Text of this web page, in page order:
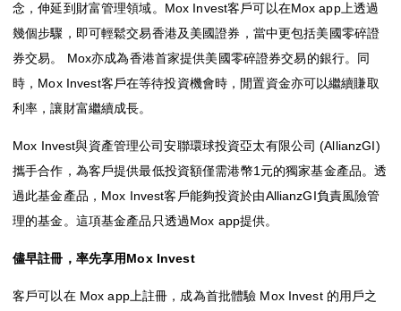
念，伸延到財富管理領域。Mox Invest客戶可以在Mox app上透過
幾個步驟，即可輕鬆交易香港及美國證券，當中更包括美國零碎證
券交易。 Mox亦成為香港首家提供美國零碎證券交易的銀行。同
時，Mox Invest客戶在等待投資機會時，閒置資金亦可以繼續賺取
利率，讓財富繼續成長。
Mox Invest與資產管理公司安聯環球投資亞太有限公司 (AllianzGI)
攜手合作，為客戶提供最低投資額僅需港幣1元的獨家基金產品。透
過此基金產品，Mox Invest客戶能夠投資於由AllianzGI負責風險管
理的基金。這項基金產品只透過Mox app提供。
儘早註冊，率先享用Mox Invest
客戶可以在 Mox app上註冊，成為首批體驗 Mox Invest 的用戶之